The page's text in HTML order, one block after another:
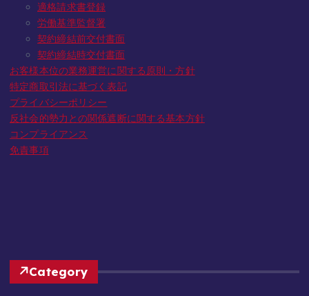
適格請求書登録
労働基準監督署
契約締結前交付書面
契約締結時交付書面
お客様本位の業務運営に関する原則・方針
特定商取引法に基づく表記
プライバシーポリシー
反社会的勢力との関係遮断に関する基本方針
コンプライアンス
免責事項
Category